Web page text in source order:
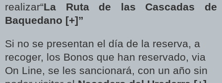
realizar“La Ruta de las Cascadas de
Baquedano [+]”
Si no se presentan el día de la reserva, a
recoger, los Bonos que han reservado, via
On Line, se les sancionará, con un año sin